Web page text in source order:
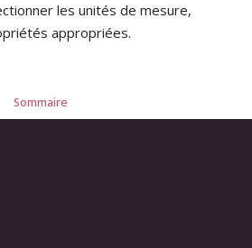
les unités de mesure,
appropriées.
Sommaire